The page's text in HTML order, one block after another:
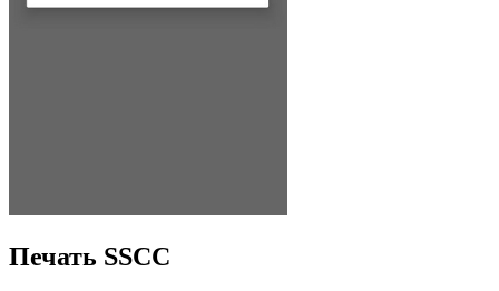
Печать SSCC